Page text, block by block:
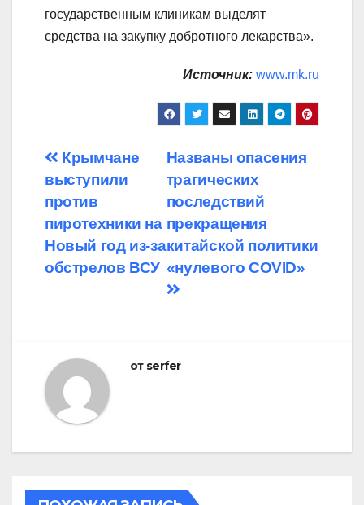
государственным клиникам выделят
средства на закупку добротного лекарства».
Источник: www.mk.ru
Навигация
по
записям
Названы опасения
трагических
последствий
прекращения
китайской политики
«нулевого COVID»
Крымчане
выступили
против
пиротехники на
Новый год из-за
обстрелов ВСУ
от serfer